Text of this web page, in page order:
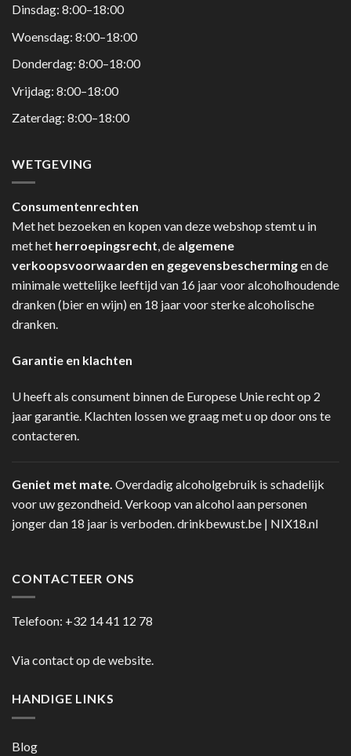
Dinsdag: 8:00–18:00
Woensdag: 8:00–18:00
Donderdag: 8:00–18:00
Vrijdag: 8:00–18:00
Zaterdag: 8:00–18:00
WETGEVING
Consumentenrechten
Met het bezoeken en kopen van deze webshop stemt u in
met het herroepingsrecht, de algemene
verkoopsvoorwaarden en gegevensbeschermingen de
minimale wettelijke leeftijd van 16 jaar voor alcoholhoudende
dranken (bier en wijn) en 18 jaar voor sterke alcoholische
dranken.
Garantie en klachten
U heeft als consument binnen de Europese Unie recht op 2
jaar garantie. Klachten lossen we graag met u op door ons te
contacteren.
Geniet met mate. Overdadig alcoholgebruik is schadelijk
voor uw gezondheid. Verkoop van alcohol aan personen
jonger dan 18 jaar is verboden.drinkbewust.be | NIX18.nl
CONTACTEER ONS
Telefoon: +32 14 41 12 78
Via contact op de website.
HANDIGE LINKS
Blog